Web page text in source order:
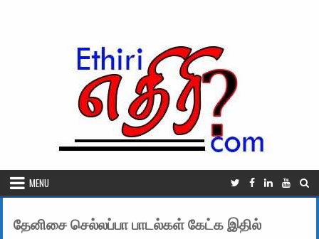
MENU
தேனிசை செல்லப்பா பாடல்கள் கேட்க இதில்